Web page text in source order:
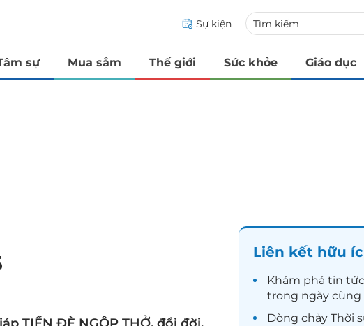
Sự kiện
sự Mua sắm Thế giới Sức khỏe Giáo dục
Liên kết hữu
Khám phá tin tức
trong ngày cùng
Dòng chảy Thời